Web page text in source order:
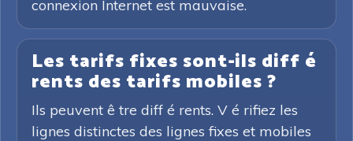
connexion Internet est mauvaise.
Les tarifs fixes sont-ils diff é
rents des tarifs mobiles ?
Ils peuvent ê tre diff é rents. V é rifiez les
lignes distinctes des lignes fixes et mobiles